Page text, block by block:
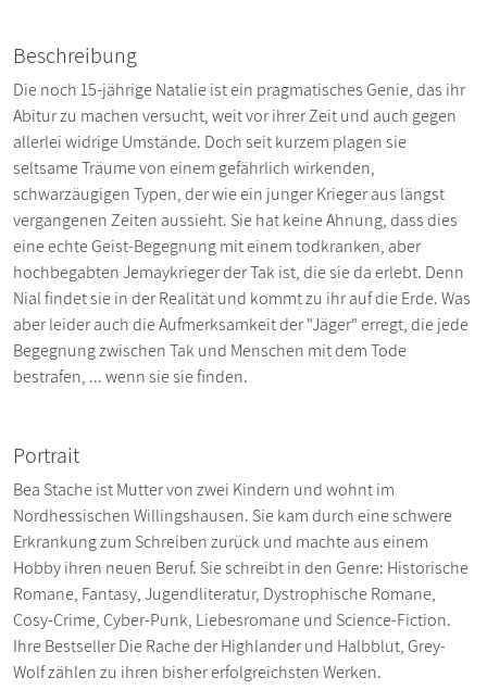
Beschreibung
Die noch 15-jährige Natalie ist ein pragmatisches Genie, das ihr
Abitur zu machen versucht, weit vor ihrer Zeit und auch gegen
allerlei widrige Umstände. Doch seit kurzem plagen sie
seltsame Träume von einem gefährlich wirkenden,
schwarzäugigen Typen, der wie ein junger Krieger aus längst
vergangenen Zeiten aussieht. Sie hat keine Ahnung, dass dies
eine echte Geist-Begegnung mit einem todkranken, aber
hochbegabten Jemaykrieger der Tak ist, die sie da erlebt. Denn
Nial findet sie in der Realität und kommt zu ihr auf die Erde. Was
aber leider auch die Aufmerksamkeit der "Jäger" erregt, die jede
Begegnung zwischen Tak und Menschen mit dem Tode
bestrafen, ... wenn sie sie finden.
Portrait
Bea Stache ist Mutter von zwei Kindern und wohnt im
Nordhessischen Willingshausen. Sie kam durch eine schwere
Erkrankung zum Schreiben zurück und machte aus einem
Hobby ihren neuen Beruf. Sie schreibt in den Genre: Historische
Romane, Fantasy, Jugendliteratur, Dystrophische Romane,
Cosy-Crime, Cyber-Punk, Liebesromane und Science-Fiction.
Ihre Bestseller Die Rache der Highlander und Halbblut, Grey-
Wolf zählen zu ihren bisher erfolgreichsten Werken.